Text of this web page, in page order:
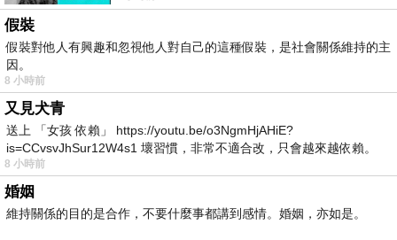
假裝
假裝對他人有興趣和忽視他人對自己的這種假裝，是社會關係維持的主
因。
8 小時前
又見犬青
送上 「女孩 依賴」 https://youtu.be/o3NgmHjAHiE?
is=CCvsvJhSur12W4s1 壞習慣，非常不適合改，只會越來越依賴。
我害怕的
8 小時前
婚姻
維持關係的目的是合作，不要什麼事都講到感情。婚姻，亦如是。